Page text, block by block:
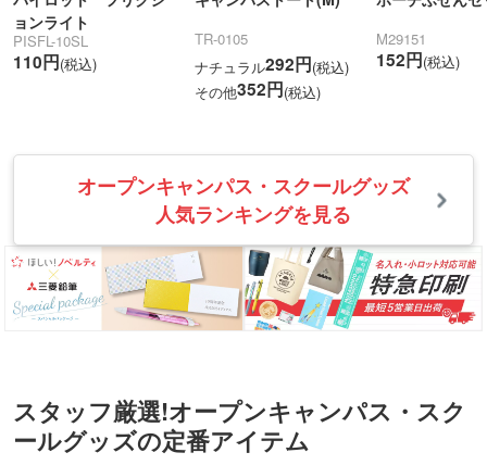
ョンライト
PISFL-10SL
110円(税込)
TR-0105
ナチュラル292円(税込)
その他352円(税込)
M29151
152円(税込)
オープンキャンパス・スクールグッズ
人気ランキングを見る
スタッフ厳選!オープンキャンパス・スク
ールグッズの定番アイテム